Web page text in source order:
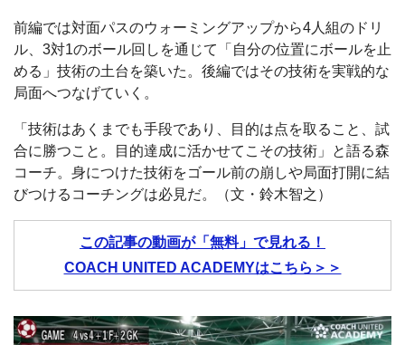
前編では対面パスのウォーミングアップから4人組のドリ
ル、3対1のボール回しを通じて「自分の位置にボールを止
める」技術の土台を築いた。後編ではその技術を実戦的な
局面へつなげていく。
「技術はあくまでも手段であり、目的は点を取ること、試
合に勝つこと。目的達成に活かせてこその技術」と語る森
コーチ。身につけた技術をゴール前の崩しや局面打開に結
びつけるコーチングは必見だ。（文・鈴木智之）
この記事の動画が「無料」で見れる！
COACH UNITED ACADEMYはこちら＞＞